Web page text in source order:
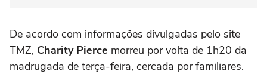
De acordo com informações divulgadas pelo site
TMZ, Charity Pierce morreu por volta de 1h20 da
madrugada de terça-feira, cercada por familiares.